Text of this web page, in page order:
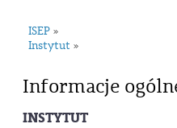
ISEP »
Instytut »
Informacje
INSTYTUT